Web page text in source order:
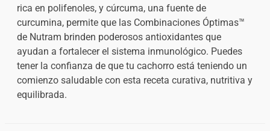
rica en polifenoles, y cúrcuma, una fuente de
curcumina, permite que las Combinaciones Óptimas™
de Nutram brinden poderosos antioxidantes que
ayudan a fortalecer el sistema inmunológico. Puedes
tener la confianza de que tu cachorro está teniendo un
comienzo saludable con esta receta curativa, nutritiva y
equilibrada.